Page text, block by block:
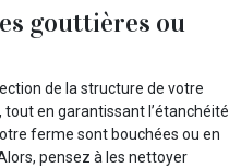
gouttières ou
de la structure de votre
en garantissant l’étanchéité
ferme sont bouchées ou en
pensez à les nettoyer